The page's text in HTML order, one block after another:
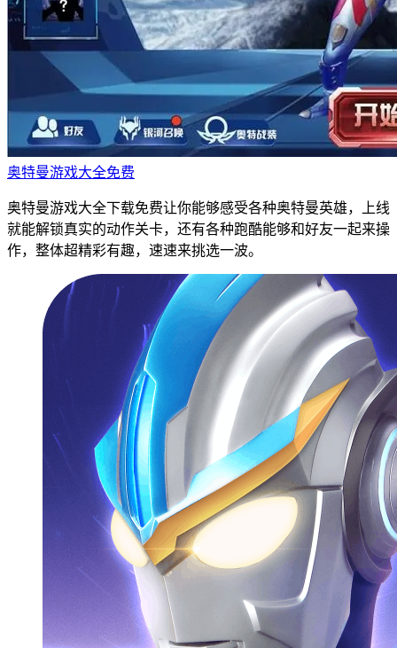
奥特曼游戏大全免费
奥特曼游戏大全下载免费让你能够感受各种奥特曼英雄，上线
就能解锁真实的动作关卡，还有各种跑酷能够和好友一起来操
作，整体超精彩有趣，速速来挑选一波。